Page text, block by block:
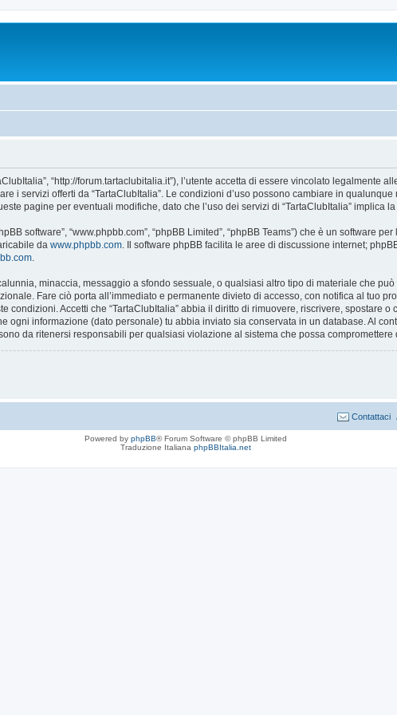
“http://forum.tartaclubitalia.it”), l’utente accetta di essere vincolato legalmente
i servizi offerti da “TartaClubItalia”. Le condizioni d’uso possono cambiare in
pagine per eventuali modifiche, dato che l’uso dei servizi di “TartaClubItalia” implica
software”, “www.phpbb.com”, “phpBB Limited”, “phpBB Teams”) che è un software
da www.phpbb.com. Il software phpBB facilita le aree di discussione internet;
.
minaccia, messaggio a sfondo sessuale, o qualsiasi altro tipo di materiale che
Fare ciò porta all’immediato e permanente divieto di accesso, con notifica al tuo
condizioni. Accetti che “TartaClubItalia” abbia il diritto di rimuovere, riscrivere, spostare
ogni informazione (dato personale) tu abbia inviato sia conservata in un database. Al
da ritenersi responsabili per qualsiasi violazione al sistema che possa
Contattaci
Powered by phpBB® Forum Software © phpBB Limited
Traduzione Italiana phpBBItalia.net